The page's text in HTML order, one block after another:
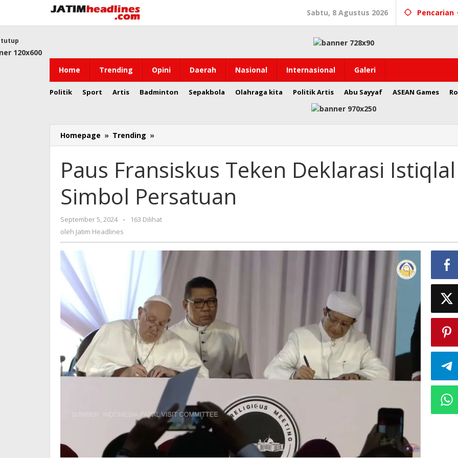
konten
Sabtu, 8 Agustus 2026 Pencarian
Home Trending Opini Daerah Nasional Internasional Galeri
Politik Sport Artis Badminton Sepakbola Olahraga kita Politik Artis Abu Sayyaf ASEAN Games
tutup
Homepage » Trending »
Fransiskus
Deklarasi
Istiqlal
Persatuan
Paus Fransiskus Teken Deklarasi Istiqlal
Simbol Persatuan
September 5, 2024
oleh
-
163 Dilihat
oleh Jatim Headlines